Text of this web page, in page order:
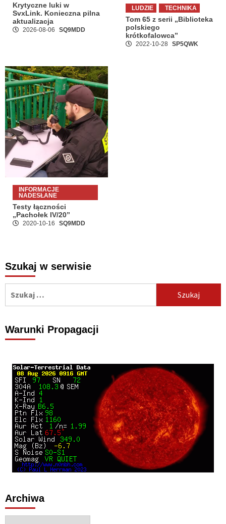
Krytyczne luki w
SvxLink. Konieczna pilna
aktualizacja
2026-08-06 SQ9MDD
LUDZIE
TECHNIKA
Tom 65 z serii „Biblioteka
polskiego
krótkofalowca”
2022-10-28 SP5QWK
INFORMACJE
NADESŁANE
Testy łączności
„Pachołek IV/20”
2020-10-16 SQ9MDD
Szukaj w serwisie
Warunki Propagacji
Archiwa